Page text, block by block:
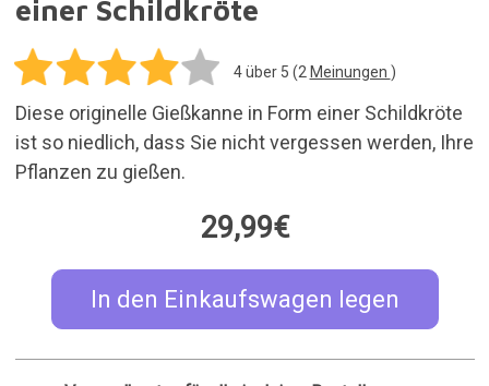
Vorrätig. Kauf heute und erhalte es innerhalb von
3 bis 7 Tagen
30 Tage für Rücksendungen
Andere Gesetze und
Vorschriften